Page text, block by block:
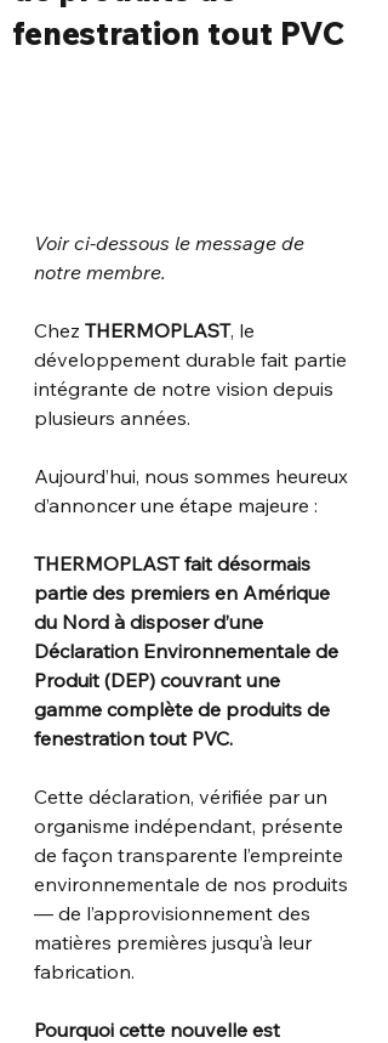
fenestration tout PVC
Voir ci-dessous le message de
notre membre.
Chez THERMOPLAST, le
développement durable fait partie
intégrante de notre vision depuis
plusieurs années.
Aujourd’hui, nous sommes heureux
d’annoncer une étape majeure :
THERMOPLAST fait désormais
partie des premiers en Amérique
du Nord à disposer d’une
Déclaration Environnementale de
Produit (DEP) couvrant une
gamme complète de produits de
fenestration tout PVC.
Cette déclaration, vérifiée par un
organisme indépendant, présente
de façon transparente l’empreinte
environnementale de nos produits
— de l’approvisionnement des
matières premières jusqu’à leur
fabrication.
Pourquoi cette nouvelle est